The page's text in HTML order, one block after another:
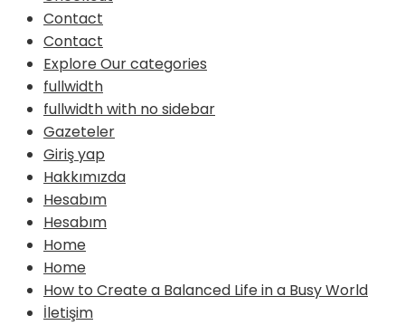
Contact
Contact
Explore Our categories
fullwidth
fullwidth with no sidebar
Gazeteler
Giriş yap
Hakkımızda
Hesabım
Hesabım
Home
Home
How to Create a Balanced Life in a Busy World
İletişim